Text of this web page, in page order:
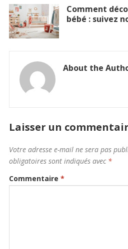
Comment
bébé : suivez
About the
Laisser un
Votre adresse e-mail ne sera pas
obligatoires sont indiqués avec *
Commentaire *